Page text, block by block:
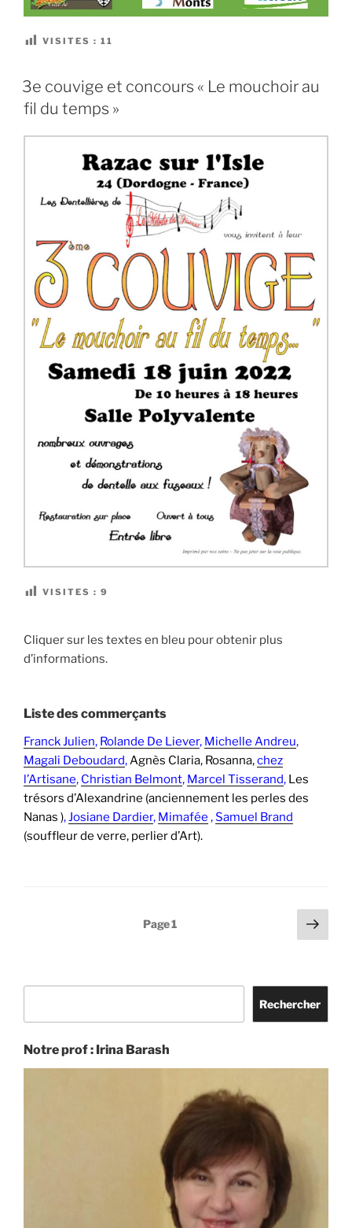
VISITES : 11
3e couvige et concours « Le mouchoir au
fil du temps »
VISITES : 9
Cliquer sur les textes en bleu pour obtenir plus
d’informations.
Liste des commerçants
Franck Julien, Rolande De Liever, Michelle Andreu,
Magali Deboudard,Agnès Claria, Rosanna,chez
l’Artisane, Christian Belmont, Marcel Tisserand, Les
trésors d’Alexandrine (anciennement les perles des
Nanas ),Josiane Dardier, Mimafée ,Samuel Brand
(souffleur de verre, perlier d’Art).
Page1
Page
Rechercher
Notre prof : Irina Barash